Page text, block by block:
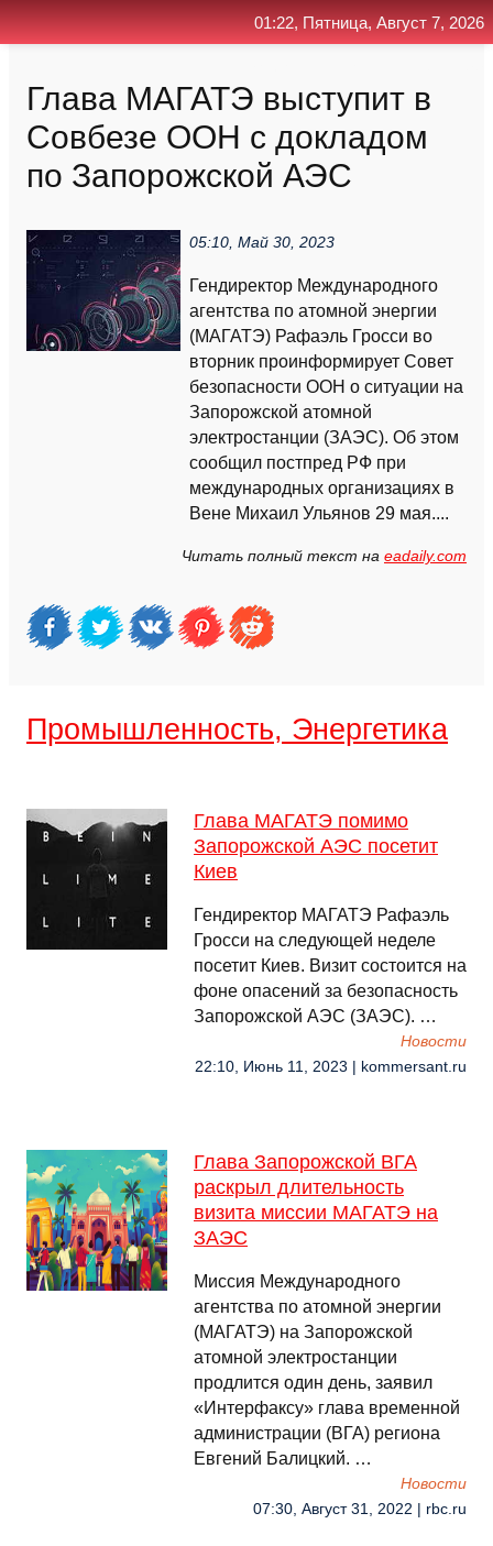
Глава МАГАТЭ выступит в
Совбезе ООН с докладом
по Запорожской АЭС
05:10, Май 30, 2023
Гендиректор Международного
агентства по атомной энергии
(МАГАТЭ) Рафаэль Гросси во
вторник проинформирует Совет
безопасности ООН о ситуации на
Запорожской атомной
электростанции (ЗАЭС). Об этом
сообщил постпред РФ при
международных организациях в
Вене Михаил Ульянов 29 мая....
Читать полный текст на eadaily.com
Промышленность, Энергетика
Глава МАГАТЭ помимо
Запорожской АЭС посетит
Киев
Гендиректор МАГАТЭ Рафаэль
Гросси на следующей неделе
посетит Киев. Визит состоится на
фоне опасений за безопасность
Запорожской АЭС (ЗАЭС). …
Новости
22:10, Июнь 11, 2023 | kommersant.ru
Глава Запорожской ВГА
раскрыл длительность
визита миссии МАГАТЭ на
ЗАЭС
Миссия Международного
агентства по атомной энергии
(МАГАТЭ) на Запорожской
атомной электростанции
продлится один день, заявил
«Интерфаксу» глава временной
администрации (ВГА) региона
Евгений Балицкий. …
Новости
07:30, Август 31, 2022 | rbc.ru
01:22, Пятница, Август 7, 2026